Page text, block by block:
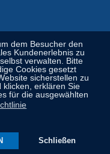
dem Besucher den
Kundenerlebnis zu
verwalten. Bitte
Cookies gesetzt
sicherstellen zu
klicken, erklären Sie
für die ausgewählten
Schließen